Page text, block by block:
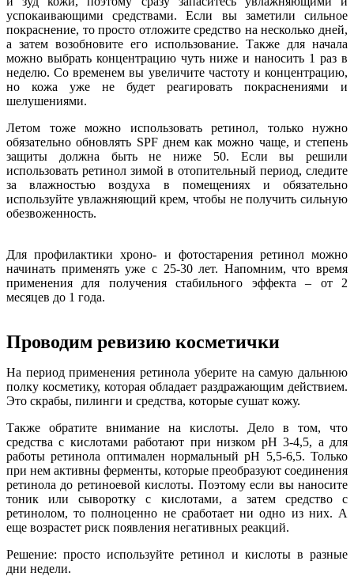
успокаивающими средствами. Если вы заметили сильное
покраснение, то просто отложите средство на несколько дней,
а затем возобновите его использование. Также для начала
можно выбрать концентрацию чуть ниже и наносить 1 раз в
неделю. Со временем вы увеличите частоту и концентрацию,
но кожа уже не будет реагировать покраснениями и
шелушениями.
Летом тоже можно использовать ретинол, только нужно
обязательно обновлять SPF днем как можно чаще, и степень
защиты должна быть не ниже 50. Если вы решили
использовать ретинол зимой в отопительный период, следите
за влажностью воздуха в помещениях и обязательно
используйте увлажняющий крем, чтобы не получить сильную
обезвоженность.
Для профилактики хроно- и фотостарения ретинол можно
начинать применять уже с 25-30 лет. Напомним, что время
применения для получения стабильного эффекта – от 2
месяцев до 1 года.
Проводим ревизию косметички
На период применения ретинола уберите на самую дальнюю
полку косметику, которая обладает раздражающим действием.
Это скрабы, пилинги и средства, которые сушат кожу.
Также обратите внимание на кислоты. Дело в том, что
средства с кислотами работают при низком рН 3-4,5, а для
работы ретинола оптимален нормальный рН 5,5-6,5. Только
при нем активны ферменты, которые преобразуют соединения
ретинола до ретиноевой кислоты. Поэтому если вы наносите
тоник или сыворотку с кислотами, а затем средство с
ретинолом, то полноценно не сработает ни одно из них. А
еще возрастет риск появления негативных реакций.
Решение: просто используйте ретинол и кислоты в разные
дни недели.